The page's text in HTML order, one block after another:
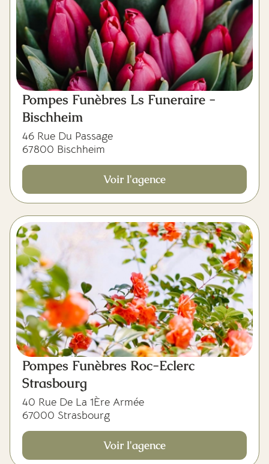
Pompes Funèbres Ls Funeraire -
Bischheim
46 Rue Du Passage
67800 Bischheim
Voir l'agence
Pompes Funèbres Roc-Eclerc
Strasbourg
40 Rue De La 1Ère Armée
67000 Strasbourg
Voir l'agence